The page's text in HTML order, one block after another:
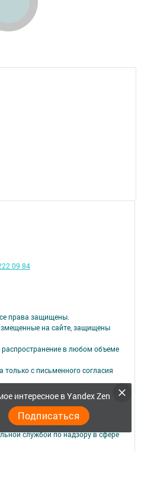
интересное в Yandex Zen
Подписаться
права защищены.
на сайте, защищены
распространение в любом объеме
с письменного согласия
агентства по печати и массовым
ЭЛ № ФС 77 -⁠ 73782 от 05.10.2018
службой по надзору в сфере
09 84